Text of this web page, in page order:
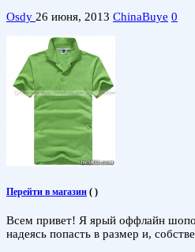
Osdy 26 июня, 2013 ChinaBuye 0
Перейти в магазин ( )
Всем привет! Я ярый оффлайн
надеясь попасть в размер и,